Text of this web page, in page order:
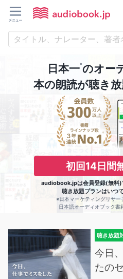
日本一※のオー
本の朗読が聴き
初回14日間
audiobook.jpは会員登録(無料)
聴き放題プランはいつ
※日本マーケティングリサ
日本語オーディオブック書
聴き放題
今日
たの